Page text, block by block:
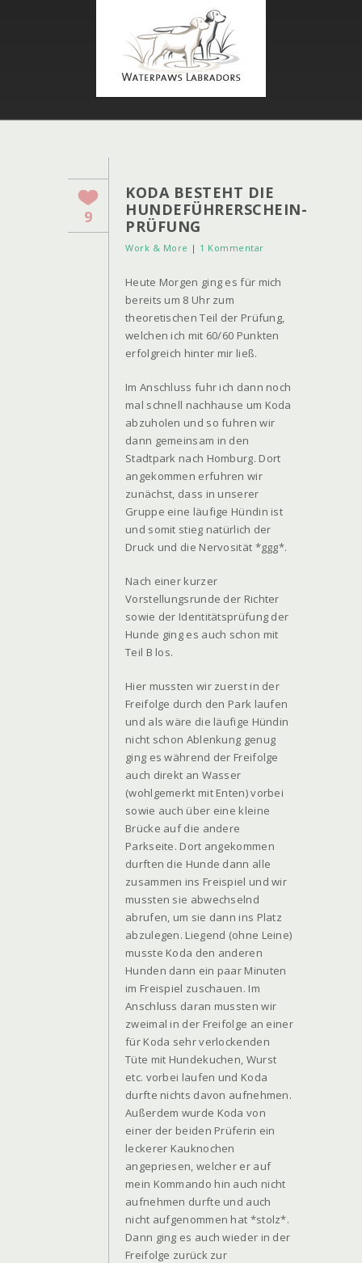
9
KODA BESTEHT DIE
HUNDEFÜHRERSCHEIN-
PRÜFUNG
Work & More | 1 Kommentar
Heute Morgen ging es für mich
bereits um 8 Uhr zum
theoretischen Teil der Prüfung,
welchen ich mit 60/60 Punkten
erfolgreich hinter mir ließ.
Im Anschluss fuhr ich dann noch
mal schnell nachhause um Koda
abzuholen und so fuhren wir
dann gemeinsam in den
Stadtpark nach Homburg. Dort
angekommen erfuhren wir
zunächst, dass in unserer
Gruppe eine läufige Hündin ist
und somit stieg natürlich der
Druck und die Nervosität *ggg*.
Nach einer kurzer
Vorstellungsrunde der Richter
sowie der Identitätsprüfung der
Hunde ging es auch schon mit
Teil B los.
Hier mussten wir zuerst in der
Freifolge durch den Park laufen
und als wäre die läufige Hündin
nicht schon Ablenkung genug
ging es während der Freifolge
auch direkt an Wasser
(wohlgemerkt mit Enten) vorbei
sowie auch über eine kleine
Brücke auf die andere
Parkseite. Dort angekommen
durften die Hunde dann alle
zusammen ins Freispiel und wir
mussten sie abwechselnd
abrufen, um sie dann ins Platz
abzulegen. Liegend (ohne Leine)
musste Koda den anderen
Hunden dann ein paar Minuten
im Freispiel zuschauen. Im
Anschluss daran mussten wir
zweimal in der Freifolge an einer
für Koda sehr verlockenden
Tüte mit Hundekuchen, Wurst
etc. vorbei laufen und Koda
durfte nichts davon aufnehmen.
Außerdem wurde Koda von
einer der beiden Prüferin ein
leckerer Kauknochen
angepriesen, welcher er auf
mein Kommando hin auch nicht
aufnehmen durfte und auch
nicht aufgenommen hat *stolz*.
Dann ging es auch wieder in der
Freifolge zurück zur